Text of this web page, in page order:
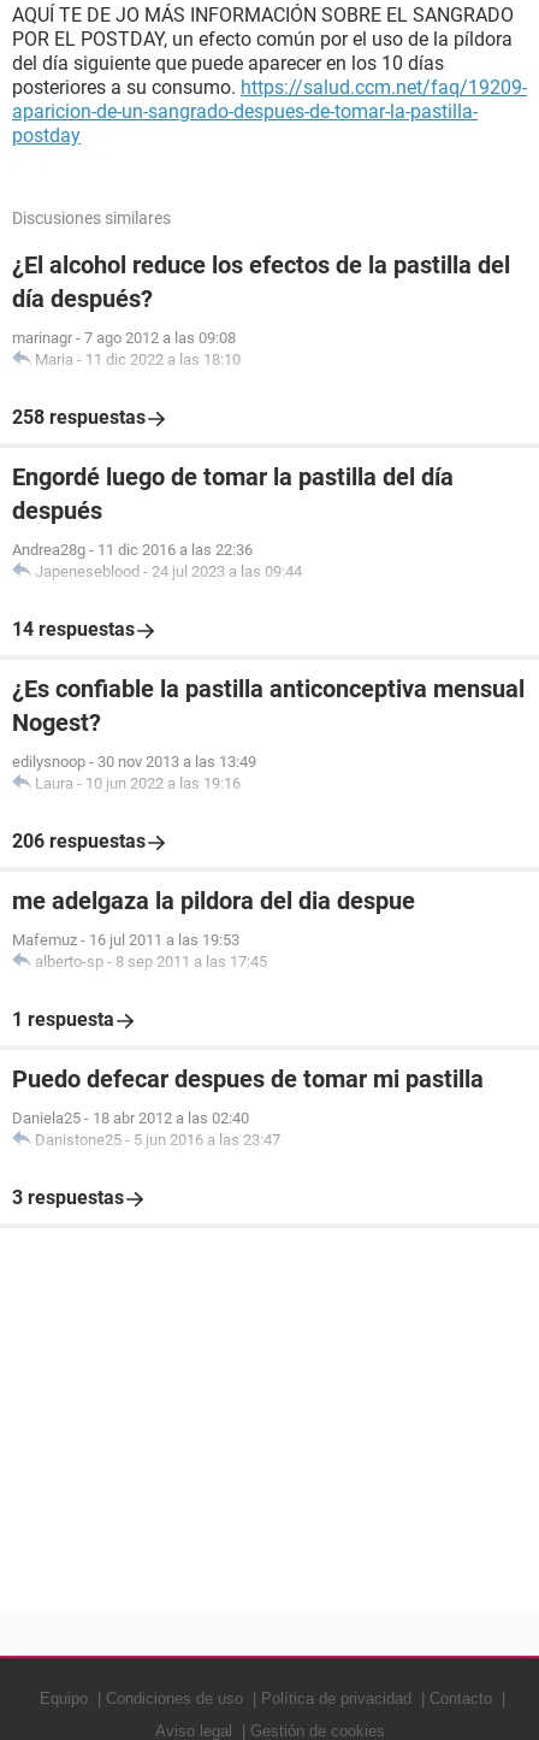
AQUÍ TE DE JO MÁS INFORMACIÓN SOBRE EL SANGRADO
POR EL POSTDAY, un efecto común por el uso de la píldora
del día siguiente que puede aparecer en los 10 días
posteriores a su consumo. https://salud.ccm.net/faq/19209-
aparicion-de-un-sangrado-despues-de-tomar-la-pastilla-
postday
Discusiones similares
¿El alcohol reduce los efectos de la pastilla del
día después?
marinagr - 7 ago 2012 a las 09:08
Maria - 11 dic 2022 a las 18:10
258 respuestas
Engordé luego de tomar la pastilla del día
después
Andrea28g - 11 dic 2016 a las 22:36
Japeneseblood - 24 jul 2023 a las 09:44
14 respuestas
¿Es confiable la pastilla anticonceptiva mensual
Nogest?
edilysnoop - 30 nov 2013 a las 13:49
Laura - 10 jun 2022 a las 19:16
206 respuestas
me adelgaza la pildora del dia despue
Mafemuz - 16 jul 2011 a las 19:53
alberto-sp - 8 sep 2011 a las 17:45
1 respuesta
Puedo defecar despues de tomar mi pastilla
Daniela25 - 18 abr 2012 a las 02:40
Danistone25 - 5 jun 2016 a las 23:47
3 respuestas
Equipo Condiciones de uso Política de privacidad
Contacto
Aviso legal
Gestión de cookies